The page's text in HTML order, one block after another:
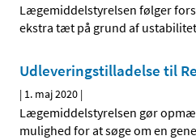
Lægemiddelstyrelsen følger
ekstra tæt på grund af
Udleveringstilladelse til
| 1. maj 2020 |
Lægemiddelstyrelsen gør
mulighed for at søge om en